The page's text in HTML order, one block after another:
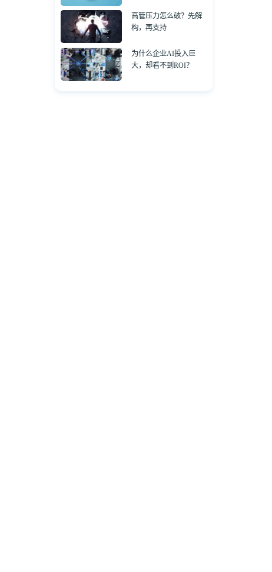
高管压力怎么破？先解
构，再支持
为什么企业AI投入巨
大，却看不到ROI？